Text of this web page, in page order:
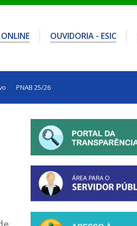
OUVIDORIA - ESIC
PNAB 25/26